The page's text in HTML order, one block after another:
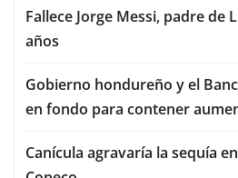
Fallece Jorge Messi, padre de
años
Gobierno hondureño y el
en fondo para contener
Canícula agravaría la sequía